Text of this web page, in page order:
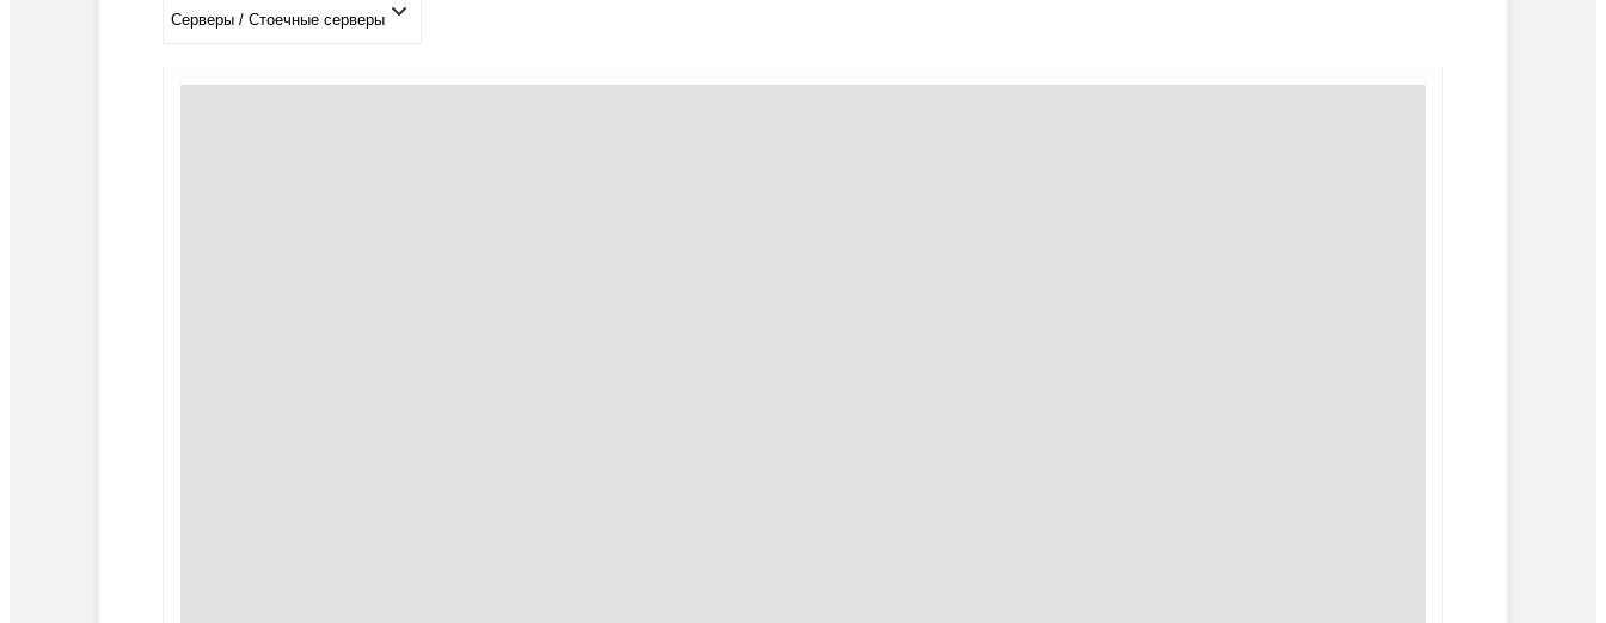
Серверы / Стоечные серверы